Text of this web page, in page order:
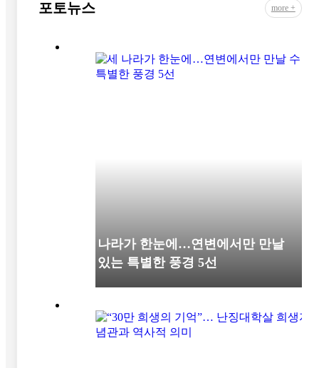
포토뉴스 more +
세 나라가 한눈에…연변에서만 만날
수 있는 특별한 풍경 5선